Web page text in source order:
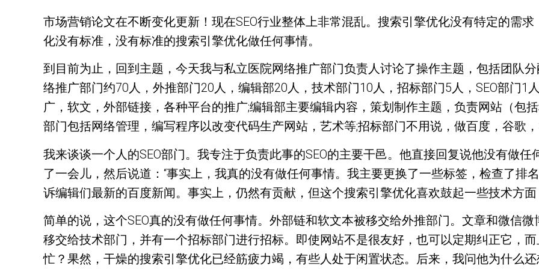
市场营销论文在不断变化更新！现在SEO行业整体上非常混乱。搜索引擎优化没有特定的需
化没有标准，没有标准的搜索引擎优化做任何事情。
到目前为止，回到主题，今天我与私立医院网络推广部门负责人讨论了操作主题，包括团队
络推广部门约70人，外推部门20人，编辑部20人，技术部门10人，招标部门5人，SEO部门1
广，软文，外部链接，各种平台的推广;编辑部主要编辑内容，策划制作主题，负责网站（包
部门包括网络管理，编写程序以改变代码生产网站，艺术等;招标部门不用说，做百度，谷歌
我来谈谈一个人的SEO部门。我专注于负责此事的SEO的主要干邑。他直接回复说他没有做
了一会儿，然后说道：“事实上，我真的没有做任何事情。我主要更换了一些标签，检查了排
诉编辑们最新的百度新闻。事实上，仍然有贡献，但这个搜索引擎优化喜欢鼓起一些技术方
简单的说，这个SEO真的没有做任何事情。外部链和软文本被移交给外推部门。文章和微信
移交给技术部门，并有一个招标部门进行招标。即使网站不是很友好，也可以定期纠正它，
忙？果然，干燥的搜索引擎优化已经筋疲力竭，有些人处于闲置状态。后来，我问他为什么